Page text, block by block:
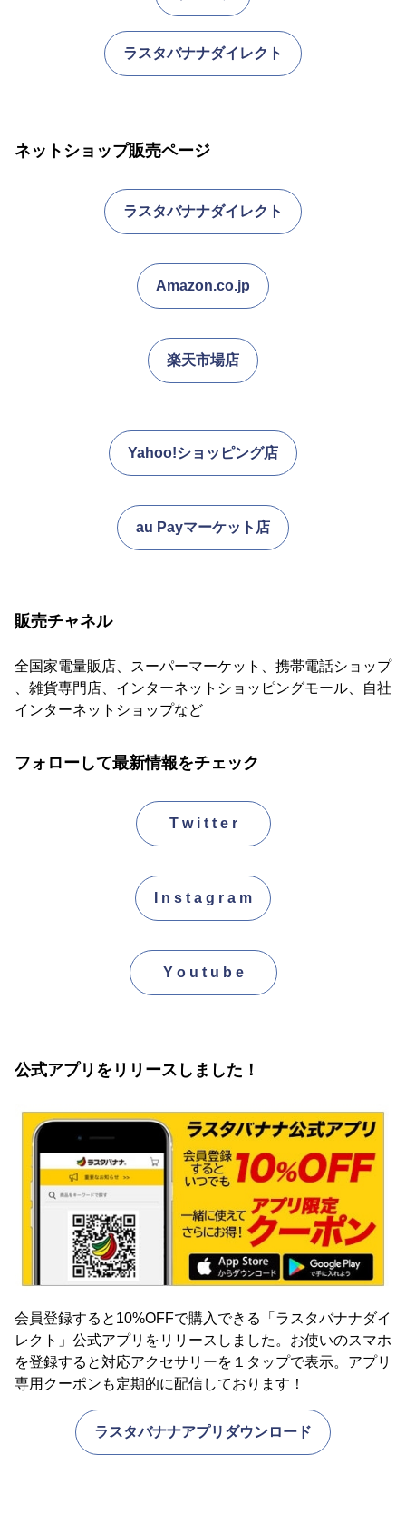
ラスタバナナダイレクト
ネットショップ販売ページ
ラスタバナナダイレクト
Amazon.co.jp
楽天市場店
Yahoo!ショッピング店
au Payマーケット店
販売チャネル
全国家電量販店、スーパーマーケット、携帯電話ショップ
、雑貨専門店、インターネットショッピングモール、自社
インターネットショップなど
フォローして最新情報をチェック
T w i t t e r
I n s t a g r a m
Y o u t u b e
公式アプリをリリースしました！
会員登録すると10%OFFで購入できる「ラスタバナナダイ
レクト」公式アプリをリリースしました。お使いのスマホ
を登録すると対応アクセサリーを１タップで表示。アプリ
専用クーポンも定期的に配信しております！
ラスタバナナアプリダウンロード